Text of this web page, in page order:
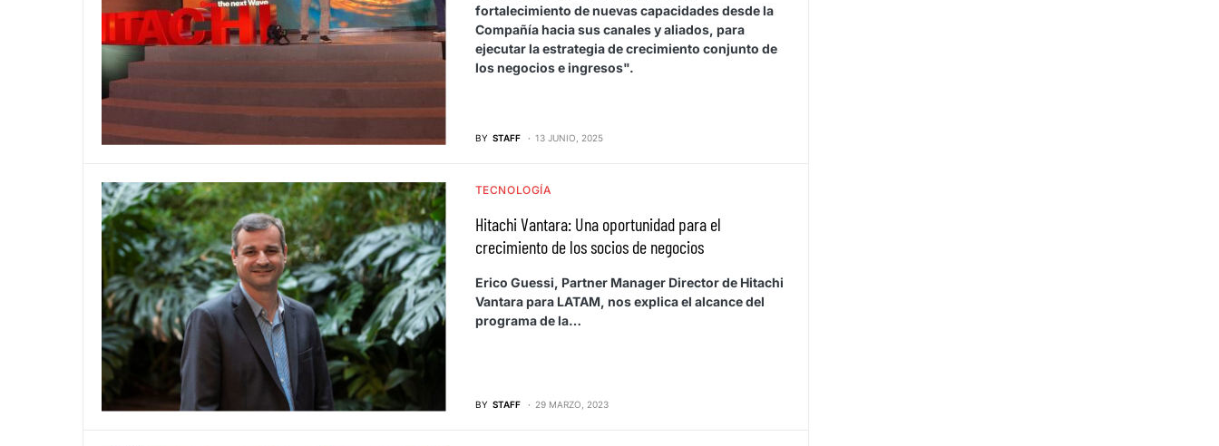
fortalecimiento de nuevas capacidades desde la
Compañía hacia sus canales y aliados, para
ejecutar la estrategia de crecimiento conjunto de
los negocios e ingresos".
BY STAFF 13 JUNIO, 2025
TECNOLOGÍA
Hitachi Vantara: Una oportunidad para el
crecimiento de los socios de negocios
Erico Guessi, Partner Manager Director de Hitachi
Vantara para LATAM, nos explica el alcance del
programa de la…
BY STAFF 29 MARZO, 2023